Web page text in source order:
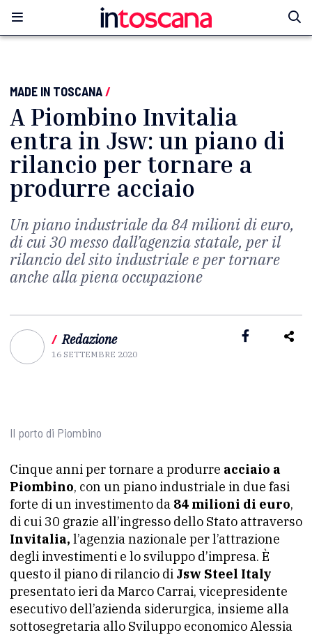
MADE IN TOSCANA/
A Piombino Invitalia
entra in Jsw: un piano di
rilancio per tornare a
produrre acciaio
Un piano industriale da 84 milioni di euro,
di cui 30 messo dall’agenzia statale, per il
rilancio del sito industriale e per tornare
anche alla piena occupazione
/ Redazione
16 SETTEMBRE 2020
Il porto di Piombino
Cinque anni per tornare a produrre acciaio a
Piombino, con un piano industriale in due fasi
forte di un investimento da 84 milioni di euro,
di cui 30 grazie all’ingresso dello Stato attraverso
Invitalia, l’agenzia nazionale per l’attrazione
degli investimenti e lo sviluppo d’impresa. È
questo il piano di rilancio di Jsw Steel Italy
presentato ieri da Marco Carrai, vicepresidente
esecutivo dell’azienda siderurgica, insieme alla
sottosegretaria allo Sviluppo economico Alessia